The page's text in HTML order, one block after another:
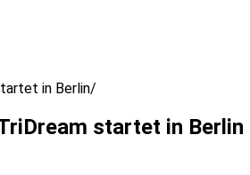
in Berlin
startet in Berlin